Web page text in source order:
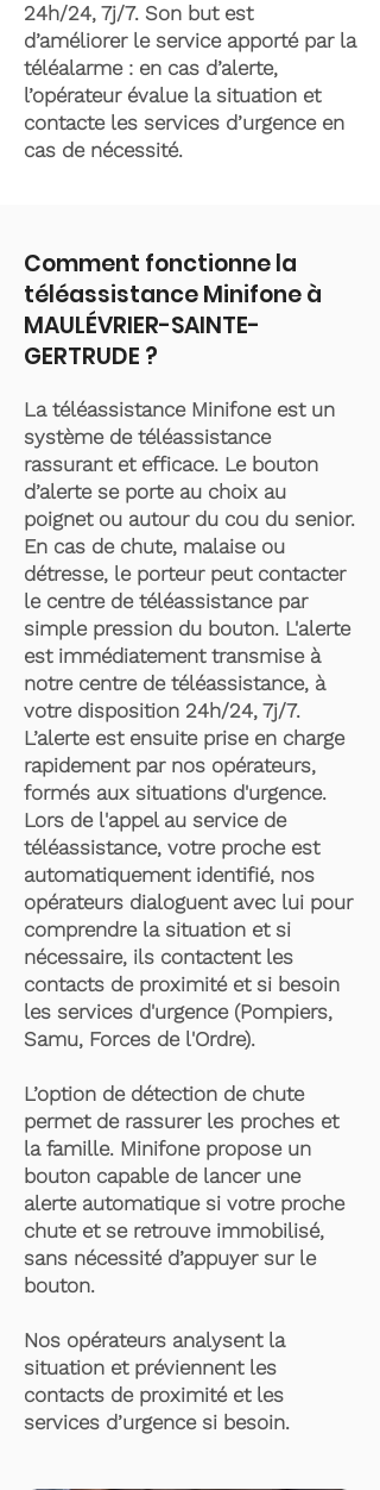
24h/24, 7j/7. Son but est
d’améliorer le service apporté par la
téléalarme : en cas d’alerte,
l’opérateur évalue la situation et
contacte les services d’urgence en
cas de nécessité.
Comment fonctionne la
téléassistance Minifone à
MAULÉVRIER-SAINTE-
GERTRUDE ?
La téléassistance Minifone est un
système de téléassistance
rassurant et efficace. Le bouton
d’alerte se porte au choix au
poignet ou autour du cou du senior.
En cas de chute, malaise ou
détresse, le porteur peut contacter
le centre de téléassistance par
simple pression du bouton. L'alerte
est immédiatement transmise à
notre centre de téléassistance, à
votre disposition 24h/24, 7j/7.
L’alerte est ensuite prise en charge
rapidement par nos opérateurs,
formés aux situations d'urgence.
Lors de l'appel au service de
téléassistance, votre proche est
automatiquement identifié, nos
opérateurs dialoguent avec lui pour
comprendre la situation et si
nécessaire, ils contactent les
contacts de proximité et si besoin
les services d'urgence (Pompiers,
Samu, Forces de l'Ordre).
L’option de détection de chute
permet de rassurer les proches et
la famille. Minifone propose un
bouton capable de lancer une
alerte automatique si votre proche
chute et se retrouve immobilisé,
sans nécessité d’appuyer sur le
bouton.
Nos opérateurs analysent la
situation et préviennent les
contacts de proximité et les
services d’urgence si besoin.